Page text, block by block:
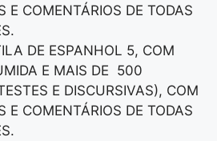
E COMENTÁRIOS DE TODAS
DE ESPANHOL 5, COM
E MAIS DE 500
E DISCURSIVAS), COM
E COMENTÁRIOS DE TODAS